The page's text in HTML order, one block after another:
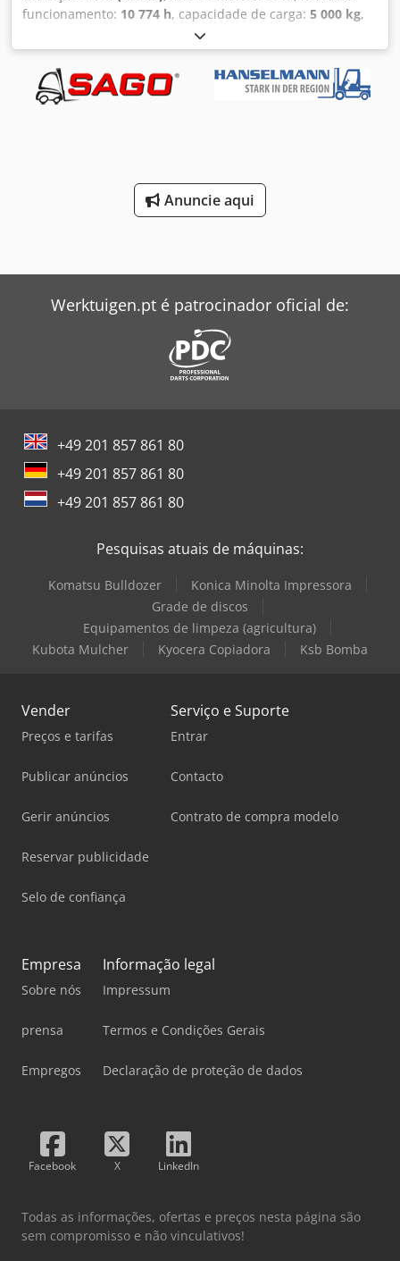
funcionamento: 10 774 h, capacidade de carga: 5 000 kg,
, altura de construção:
mm, peso em vazio:1 300 kg, quilometragem:10 774 km,
Trator elétrico da marca Still (Alemanha). Ano de fabrico do
trator: 2019. Ano de fabrico do reboque: 2017. Capacidade
do trator: 5.000 kg. Capacidade do reboque: 1.500 kg.
Anuncie aqui
Werktuigen.pt é patrocinador oficial de:
+49 201 857 861 80
+49 201 857 861 80
+49 201 857 861 80
Pesquisas atuais de máquinas:
Komatsu Bulldozer
Konica Minolta Impressora
Grade de discos
Equipamentos de limpeza (agricultura)
Kubota Mulcher
Kyocera Copiadora Ksb Bomba
Vender
Preços e tarifas
Publicar anúncios
Gerir anúncios
Reservar publicidade
Selo de confiança
Serviço e Suporte
Entrar
Contacto
Contrato de compra modelo
Empresa
Sobre nós
prensa
Empregos
Informação legal
Impressum
Termos e Condições Gerais
Declaração de proteção de dados
Facebook X LinkedIn
Todas as informações, ofertas e preços nesta página são
sem compromisso e não vinculativos!